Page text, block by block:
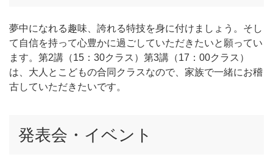
夢中になれる趣味、誇れる特技を身に付けましょう。そし
て自信を持って心豊かに過ごしていただきたいと願ってい
ます。第2講（15：30クラス）第3講（17：00クラス）
は、大人とこどもの合同クラスなので、家族で一緒にお稽
古していただきたいです。
発表会・イベント